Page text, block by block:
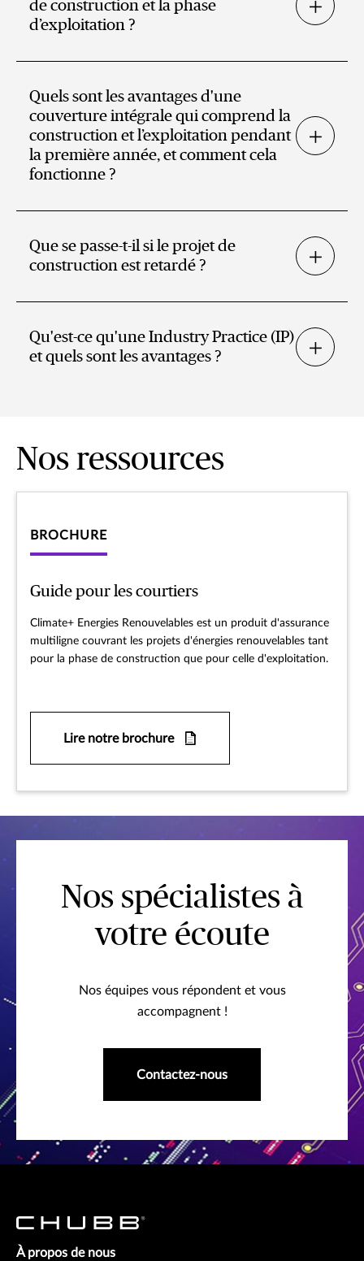
de construction et la phase
d’exploitation ?
Quels sont les avantages d'une
couverture intégrale qui comprend la
construction et l’exploitation pendant
la première année, et comment cela
fonctionne ?
Que se passe-t-il si le projet de
construction est retardé ?
Qu'est-ce qu'une Industry Practice (IP)
et quels sont les avantages ?
Nos ressources
BROCHURE
Guide pour les courtiers
Climate+ Energies Renouvelables est un produit d'assurance
multiligne couvrant les projets d'énergies renouvelables tant
pour la phase de construction que pour celle d'exploitation.
Lire notre brochure
Nos spécialistes à
votre écoute
Nos équipes vous répondent et vous
accompagnent !
Contactez-nous
À propos de nous